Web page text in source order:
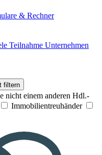
& Rechner
Teilnahme Unternehmen
filtern
nicht einem anderen Hdl.-
Immobilientreuhänder